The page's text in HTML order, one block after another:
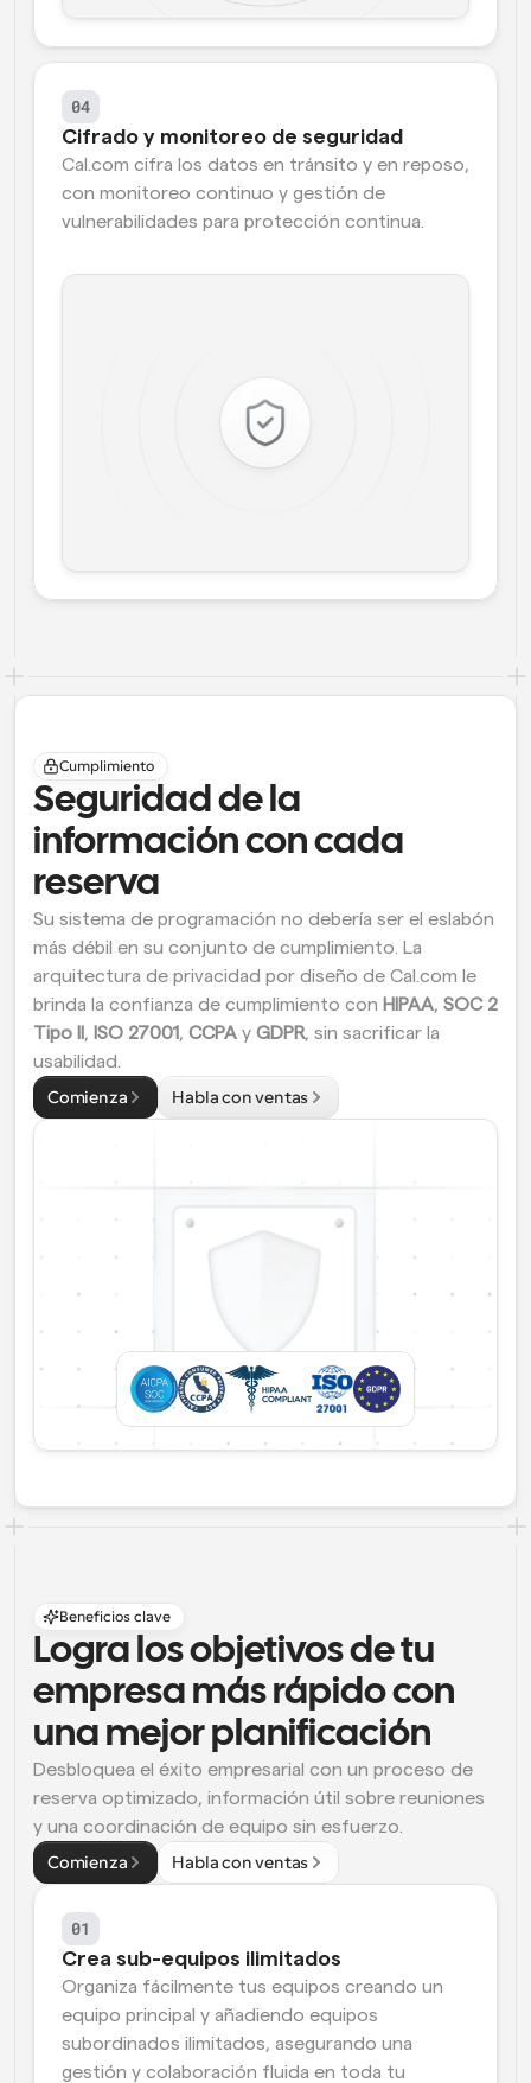
04
Cifrado y monitoreo de seguridad
Cal.com cifra los datos en tránsito y en reposo,
con monitoreo continuo y gestión de
vulnerabilidades para protección continua.
Cumplimiento
Seguridad de la
información con cada
reserva
Su sistema de programación no debería ser el eslabón
más débil en su conjunto de cumplimiento. La
arquitectura de privacidad por diseño de Cal.com le
brinda la confianza de cumplimiento con HIPAA, SOC 2
Tipo II , ISO 27001, CCPA y GDPR, sin sacrificar la
usabilidad.
Comienza
Habla con ventas
Beneficios clave
Logra los objetivos de tu
empresa más rápido con
una mejor planificación
Desbloquea el éxito empresarial con un proceso de
reserva optimizado, información útil sobre reuniones
y una coordinación de equipo sin esfuerzo.
Comienza
Habla con ventas
01
Crea sub-equipos ilimitados
Organiza fácilmente tus equipos creando un
equipo principal y añadiendo equipos
subordinados ilimitados, asegurando una
gestión y colaboración fluida en toda tu